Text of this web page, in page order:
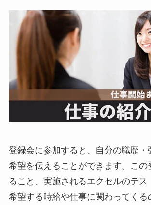
登録会に参加すると、自分の職歴・
希望を伝えることができます。この
ること、実施されるエクセルのテス
希望する時給や仕事に関わってくる